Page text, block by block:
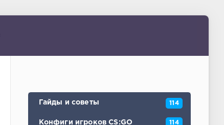
Гайды и советы 114
Конфиги игроков CS:GO 114